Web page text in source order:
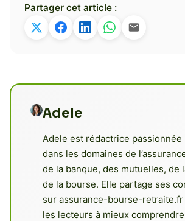
Partager cet article :
Adele
Adele est rédactrice passionnée
dans les domaines de
de la banque, des mutuelles, de
de la bourse. Elle partage ses
sur assurance-bourse-
les lecteurs à mieux